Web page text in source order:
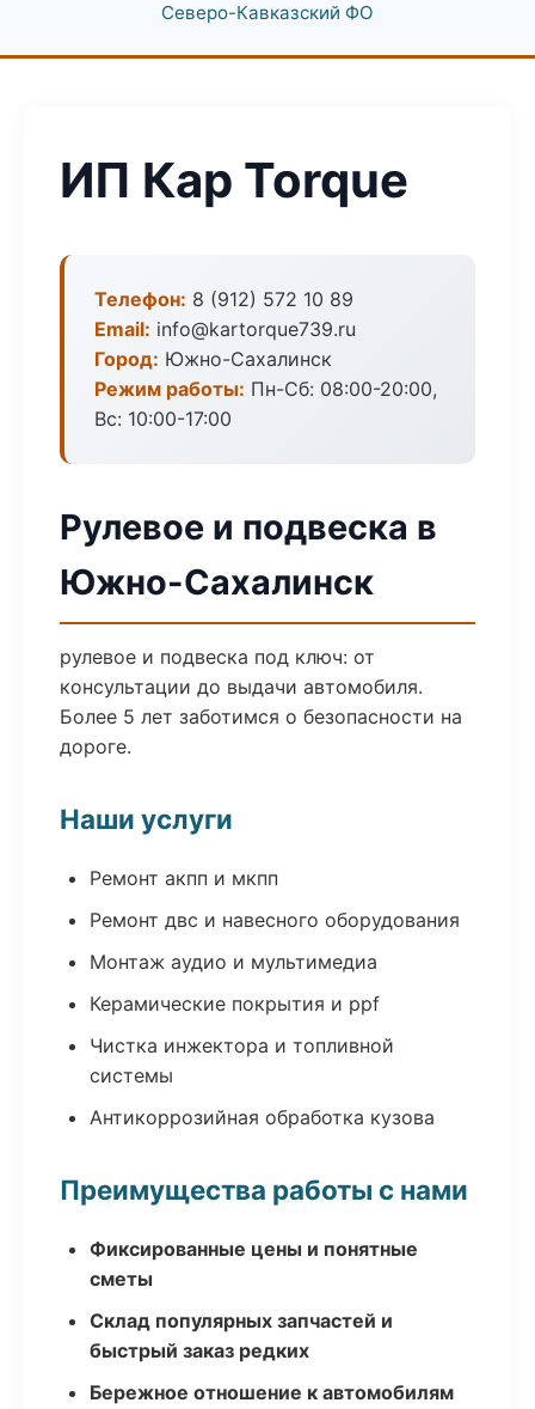
Северо-Кавказский ФО
ИП Кар Torque
Телефон: 8 (912) 572 10 89
Email: info@kartorque739.ru
Город: Южно-Сахалинск
Режим работы: Пн-Сб: 08:00-20:00,
Вс: 10:00-17:00
Рулевое и подвеска в
Южно-Сахалинск
рулевое и подвеска под ключ: от
консультации до выдачи автомобиля.
Более 5 лет заботимся о безопасности на
дороге.
Наши услуги
Ремонт акпп и мкпп
Ремонт двс и навесного оборудования
Монтаж аудио и мультимедиа
Керамические покрытия и ppf
Чистка инжектора и топливной
системы
Антикоррозийная обработка кузова
Преимущества работы с нами
Фиксированные цены и понятные
сметы
Склад популярных запчастей и
быстрый заказ редких
Бережное отношение к автомобилям